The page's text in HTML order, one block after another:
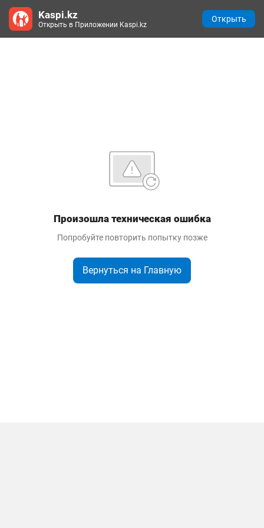
Произошла техническая ошибка
Попробуйте повторить попытку позже
Вернуться на Главную
Kaspi.kz
Открыть в Приложении Kaspi.kz
Открыть